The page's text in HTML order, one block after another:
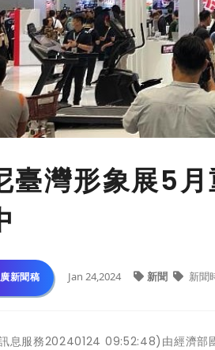
臺灣形象展5
新聞稿 Jan 24,2024 新聞 新聞
息服務20240124 09:52:48)由經濟部